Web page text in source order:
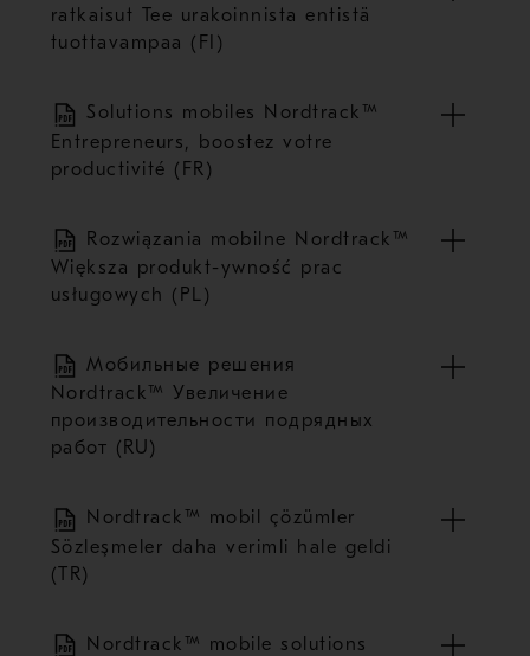
ratkaisut Tee urakoinnista entistä
tuottavampaa (FI)
Solutions mobiles Nordtrack™
Entrepreneurs, boostez votre
productivité (FR)
Rozwiązania mobilne Nordtrack™
Większa produkt-ywność prac
usługowych (PL)
Мобильные решения
Nordtrack™ Увеличение
производительности подрядных
работ (RU)
Nordtrack™ mobil çözümler
Sözleşmeler daha verimli hale geldi
(TR)
Nordtrack™ mobile solutions